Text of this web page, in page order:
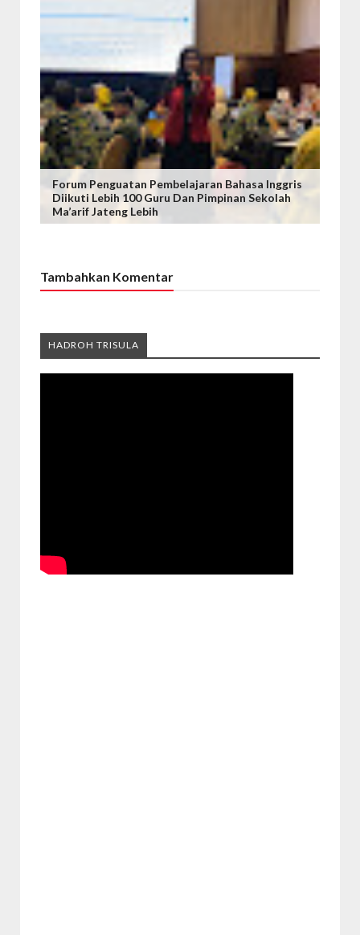
Forum Penguatan Pembelajaran Bahasa Inggris
Diikuti Lebih 100 Guru Dan Pimpinan Sekolah
Ma’arif Jateng Lebih
Tambahkan Komentar
HADROH TRISULA